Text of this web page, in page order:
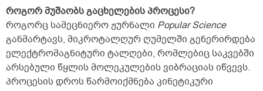
როგორ მუშაობს გაცხელების პროცესი?
როგორც სამეცნიერო ჟურნალი Popular Science
განმარტავს, მიკროტალღურ ღუმელში გენერირდება
ელექტრომაგნიტური ტალღები, რომლებიც საკვებში
არსებული წყლის მოლეკულების ვიბრაციას იწვევს.
პროცესის დროს წარმოიქმნება კინეტიკური